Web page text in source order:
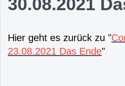
30.08.2021
Hier geht es zurück zu "
23.08.2021 Das Ende"